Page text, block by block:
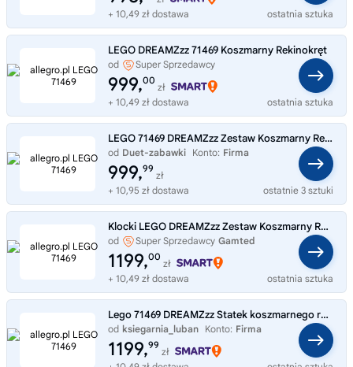
+ 10,49 zł dostawa
ostatnia sztuka
LEGO DREAMZzz 71469 Koszmarny Rekinokręt
od
Super Sprzedawcy
PiasecznoZabawki
999,00
zł
+ 10,49 zł dostawa
ostatnia sztuka
LEGO 71469 DREAMZzz Zestaw Koszmarny Rekinokręt 2 w 1
od Duet-zabawki Konto: Firma
999,99
zł
+ 10,95 zł dostawa
ostatnie 3 sztuki
Klocki LEGO DREAMZzz Zestaw Koszmarny Rekinokręt 71469 + TORBA LEGO
od Super Sprzedawcy Gamted
1199,00
zł
+ 10,49 zł dostawa
ostatnia sztuka
Lego 71469 DREAMZzz Statek koszmarnego rekina
od ksiegarnia_luban Konto: Firma
1199,99
zł